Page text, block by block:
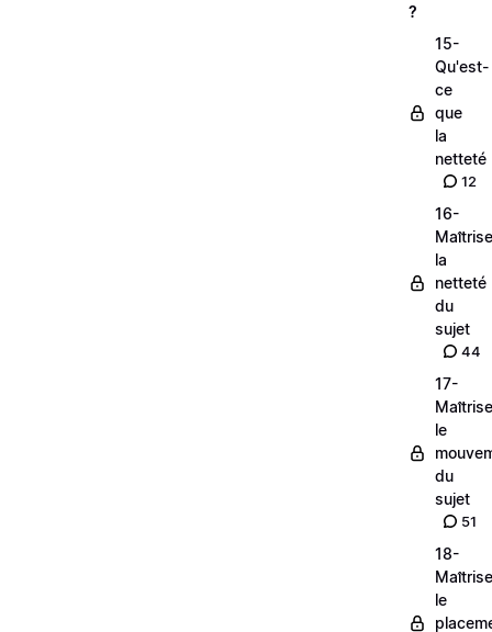
?
15-
Qu'est-
ce
que
la
netteté
12
16-
la
netteté
du
sujet
44
17-
le
du
sujet
51
18-
le